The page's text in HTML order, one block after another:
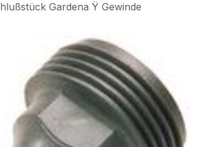
Gardena Ÿ Gewinde